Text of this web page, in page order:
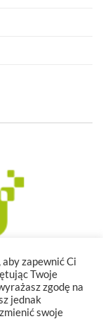
zapewnić Ci
Twoje
zgodę na
jednak
swoje